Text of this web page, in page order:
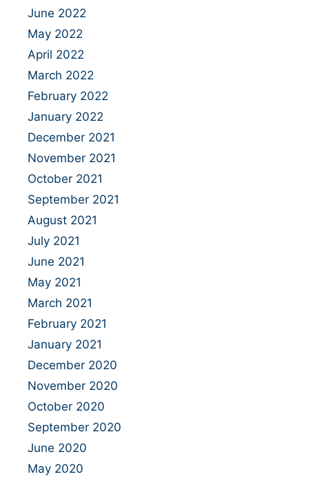
June 2022
May 2022
April 2022
March 2022
February 2022
January 2022
December 2021
November 2021
October 2021
September 2021
August 2021
July 2021
June 2021
May 2021
March 2021
February 2021
January 2021
December 2020
November 2020
October 2020
September 2020
June 2020
May 2020